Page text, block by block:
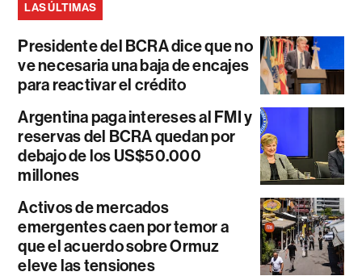
LAS ÚLTIMAS
Presidente del BCRA dice que no
ve necesaria una baja de encajes
para reactivar el crédito
Argentina paga intereses al FMI y
reservas del BCRA quedan por
debajo de los US$50.000
millones
Activos de mercados
emergentes caen por temor a
que el acuerdo sobre Ormuz
eleve las tensiones